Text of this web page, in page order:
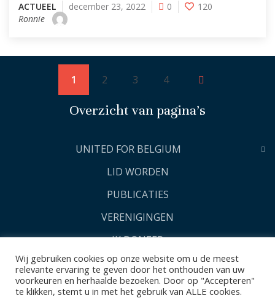
ACTUEEL december 23, 2022 0
120
Ronnie
1 2 3 4
Overzicht van pagina’s
UNITED FOR BELGIUM
LID WORDEN
PUBLICATIES
VERENIGINGEN
IK DONEER
Wij gebruiken cookies op onze website om u de meest
relevante ervaring te geven door het onthouden van uw
voorkeuren en herhaalde bezoeken. Door op "Accepteren"
te klikken, stemt u in met het gebruik van ALLE cookies.